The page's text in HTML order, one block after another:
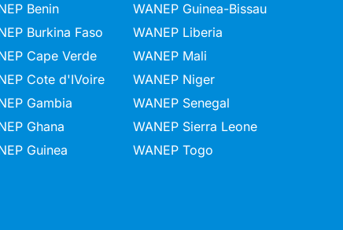
Benin
Burkina Faso
Cape Verde
Cote d'IVoire
Gambia
Ghana
Guinea
WANEP Guinea-Bissau
WANEP Liberia
WANEP Mali
WANEP Niger
WANEP Senegal
WANEP Sierra Leone
WANEP Togo